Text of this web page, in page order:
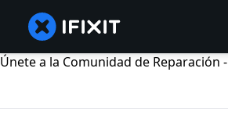
Únete a la Comunidad de Reparación -